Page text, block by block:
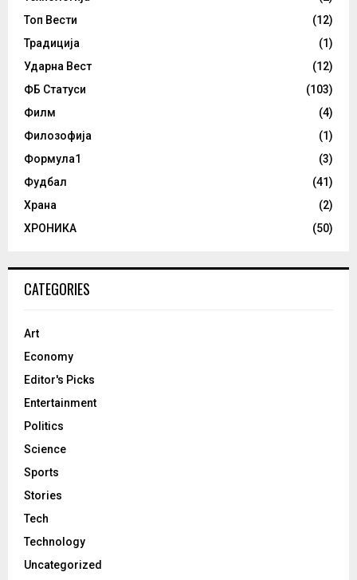
Топ Вести
(12)
Традиција
(1)
Ударна Вест
(12)
ФБ Статуси
(103)
Филм
(4)
Филозофија
(1)
Формула1
(3)
Фудбал
(41)
Храна
(2)
ХРОНИКА
(50)
CATEGORIES
Art
Economy
Editor's Picks
Entertainment
Politics
Science
Sports
Stories
Tech
Technology
Uncategorized